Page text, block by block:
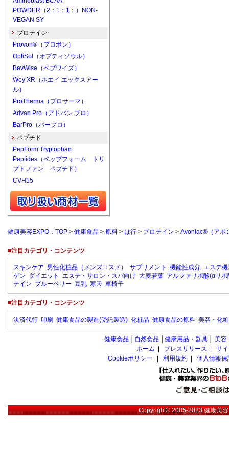
POWDER（2：1：1：）NON-
VEGAN SY
プロテイン
Provon®（プロボン）
OptiSol（オプティソウル）
BevWise（ベブワイズ）
Wey XR（ホエイ エックスアー
ル）
ProTherma（プロサーマ）
Advan Pro（アドバン プロ）
BarPro（バープロ）
ペプチド
PepForm Tryptophan
Peptides（ペップフォーム トリ
プトファン ペプチド）
CVH15
健康美容EXPO：TOP > 健康食品 > 原料 > は行 > プロテイン > Avonlac®（アポ
■注目カテゴリ・コンテンツ
スキンケア 男性化粧品（メンズコスメ） サプリメント 機能性成分 エステ
ゲン ダイエット エステ・サロン・スパ向け 大麦若葉 アルファリポ酸(αリポ
テイン ブルーベリー 豆乳 寒天 車椅子
■注目カテゴリ・コンテンツ
決済代行 印刷 健康食品の製造(受託製造) 化粧品 健康食品の原料 美容・化
健康食品 自然食品 健康用品・器具 美容
ホーム
プレスリリース
サ
Cookieポリシー
利用規約 個人情報
Copyright© 2005-2023健康美